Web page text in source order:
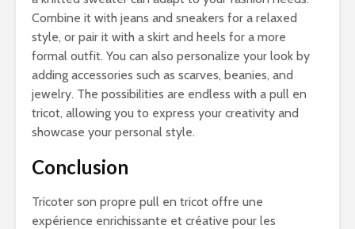
Combine it with jeans and sneakers for a relaxed
style, or pair it with a skirt and heels for a more
formal outfit. You can also personalize your look by
adding accessories such as scarves, beanies, and
jewelry. The possibilities are endless with a pull en
tricot, allowing you to express your creativity and
showcase your personal style.
Conclusion
Tricoter son propre pull en tricot offre une
expérience enrichissante et créative pour les